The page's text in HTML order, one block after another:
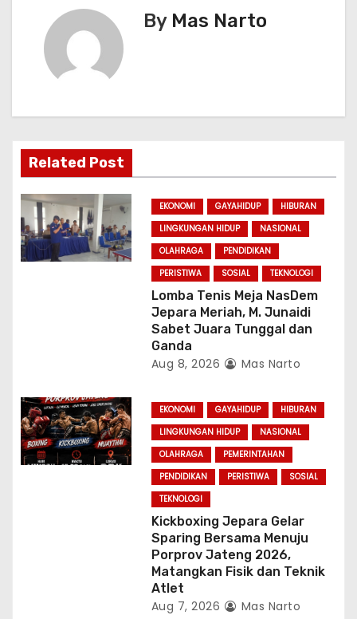
g
a
t
i
o
By Mas Narto
Related Post
EKONOMI GAYAHIDUP
HIBURAN
LINGKUNGAN HIDUP
NASIONAL
OLAHRAGA
PENDIDIKAN
PERISTIWA
SOSIAL TEKNOLOGI
Lomba Tenis Meja NasDem
Jepara Meriah, M. Junaidi
Sabet Juara Tunggal dan
Ganda
Aug 8, 2026 Mas Narto
EKONOMI GAYAHIDUP
HIBURAN
LINGKUNGAN HIDUP
NASIONAL
OLAHRAGA
PEMERINTAHAN
PENDIDIKAN
PERISTIWA
SOSIAL
TEKNOLOGI
Kickboxing Jepara Gelar
Sparing Bersama Menuju
Porprov Jateng 2026,
Matangkan Fisik dan Teknik
Atlet
Aug 7, 2026 Mas Narto